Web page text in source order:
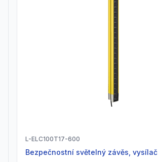
L-ELC100T17-600
Bezpečnostní světelný závěs, vysílač